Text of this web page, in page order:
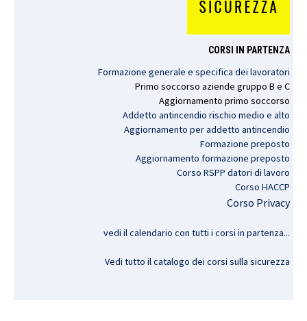
CORSI IN PARTENZA
Formazione generale e specifica dei lavoratori
Primo soccorso aziende gruppo B e C
Aggiornamento primo soccorso
Addetto antincendio rischio medio e alto
Aggiornamento per addetto antincendio
Formazione preposto
Aggiornamento formazione preposto
Corso RSPP datori di lavoro
Corso HACCP
Corso Privacy
vedi il calendario con tutti i corsi in partenza...
Vedi tutto il catalogo dei corsi sulla sicurezza